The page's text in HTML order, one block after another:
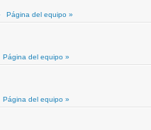
Página del equipo »
Página del equipo »
Página del equipo »